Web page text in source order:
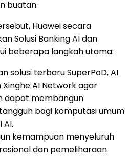
buatan.
Huawei secara
Solusi Banking AI dan
beberapa langkah utama:
solusi terbaru SuperPoD, AI
AI Network agar
dapat membangun
bagi komputasi umum
kemampuan menyeluruh
dan pemeliharaan